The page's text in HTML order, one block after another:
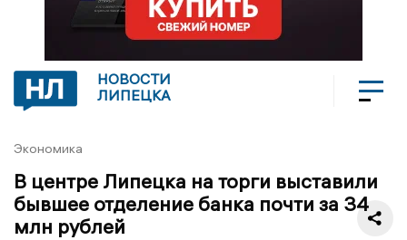
НОВОСТИ
ЛИПЕЦКА
Экономика
В центре Липецка на торги выставили
бывшее отделение банка почти за 34
млн рублей